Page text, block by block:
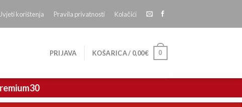
korištenja Pravila privatnosti Kolačići
PRIJAVA KOŠARICA / 0,00€ 0